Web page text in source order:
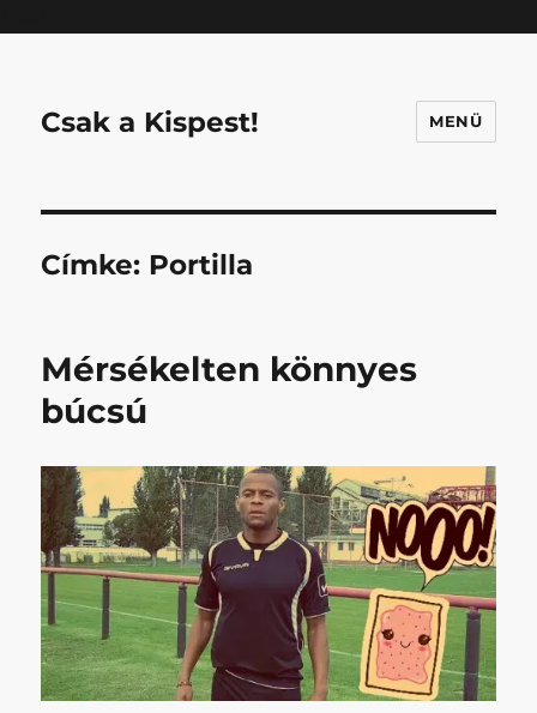
Csak a Kispest! MENÜ
Címke: Portilla
Mérsékelten könnyes
búcsú